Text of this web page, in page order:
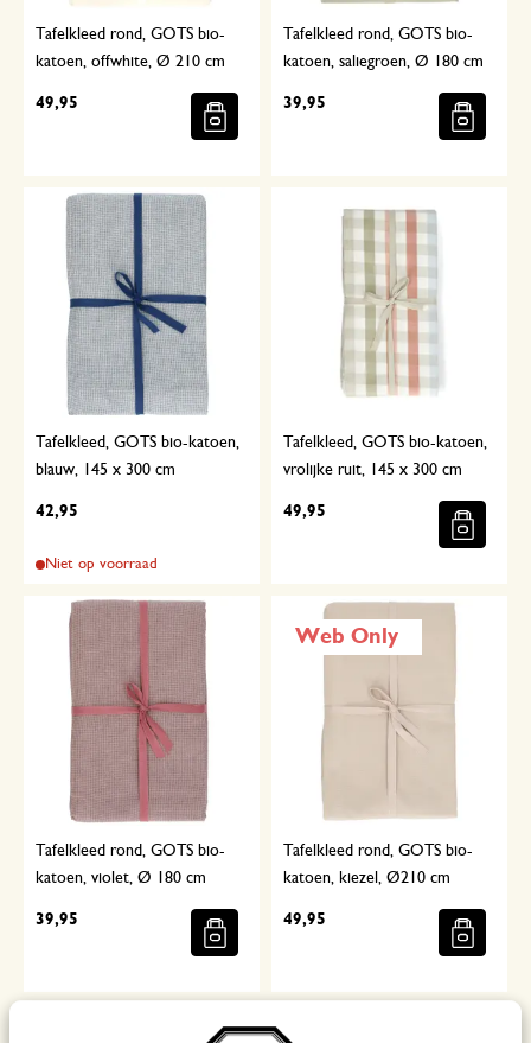
Tafelkleed rond, GOTS bio-
katoen, offwhite, Ø 210 cm
49,95
Tafelkleed rond, GOTS bio-
katoen, saliegroen, Ø 180 cm
39,95
Tafelkleed, GOTS bio-katoen,
blauw, 145 x 300 cm
42,95
Niet op voorraad
Tafelkleed, GOTS bio-katoen,
vrolijke ruit, 145 x 300 cm
49,95
Tafelkleed rond, GOTS bio-
katoen, violet, Ø 180 cm
39,95
Web Only
Tafelkleed rond, GOTS bio-
katoen, kiezel, Ø210 cm
49,95